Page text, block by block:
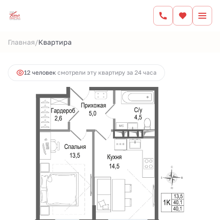
Главная/Квартира
Ипотекаот 37 533 руб.
12 человек смотрели эту квартиру за 24 часа